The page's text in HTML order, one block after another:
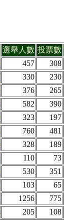
選舉人數 投票數
457 308
330 230
376 265
582 390
323 197
760 481
328 189
110 73
530 351
103 65
1256 775
205 108